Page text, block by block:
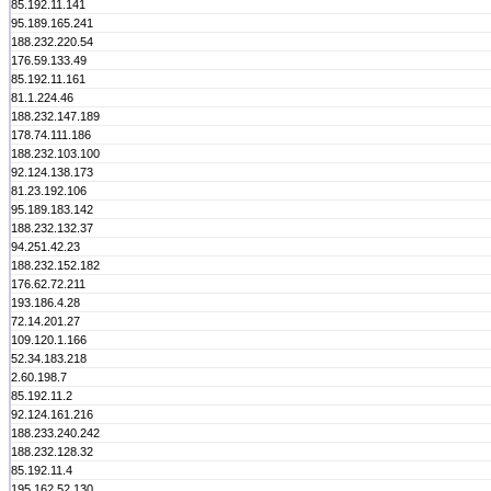
85.192.11.141
95.189.165.241
188.232.220.54
176.59.133.49
85.192.11.161
81.1.224.46
188.232.147.189
178.74.111.186
188.232.103.100
92.124.138.173
81.23.192.106
95.189.183.142
188.232.132.37
94.251.42.23
188.232.152.182
176.62.72.211
193.186.4.28
72.14.201.27
109.120.1.166
52.34.183.218
2.60.198.7
85.192.11.2
92.124.161.216
188.233.240.242
188.232.128.32
85.192.11.4